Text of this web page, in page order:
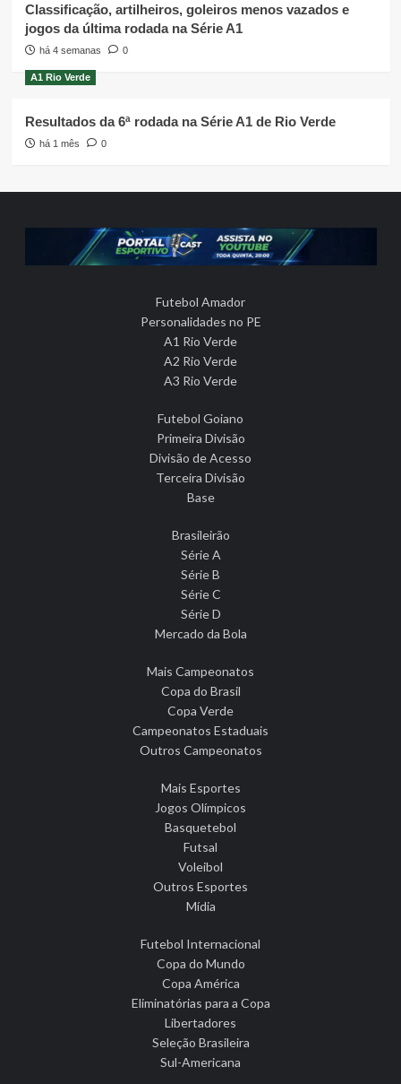
Classificação, artilheiros, goleiros menos vazados e
jogos da última rodada na Série A1
há 4 semanas 0
A1 Rio Verde
Resultados da 6ª rodada na Série A1 de Rio Verde
há 1 mês 0
Futebol Amador
Personalidades no PE
A1 Rio Verde
A2 Rio Verde
A3 Rio Verde
Futebol Goiano
Primeira Divisão
Divisão de Acesso
Terceira Divisão
Base
Brasileirão
Série A
Série B
Série C
Série D
Mercado da Bola
Mais Campeonatos
Copa do Brasil
Copa Verde
Campeonatos Estaduais
Outros Campeonatos
Mais Esportes
Jogos Olímpicos
Basquetebol
Futsal
Voleibol
Outros Esportes
Mídia
Futebol Internacional
Copa do Mundo
Copa América
Eliminatórias para a Copa
Libertadores
Seleção Brasileira
Sul-Americana